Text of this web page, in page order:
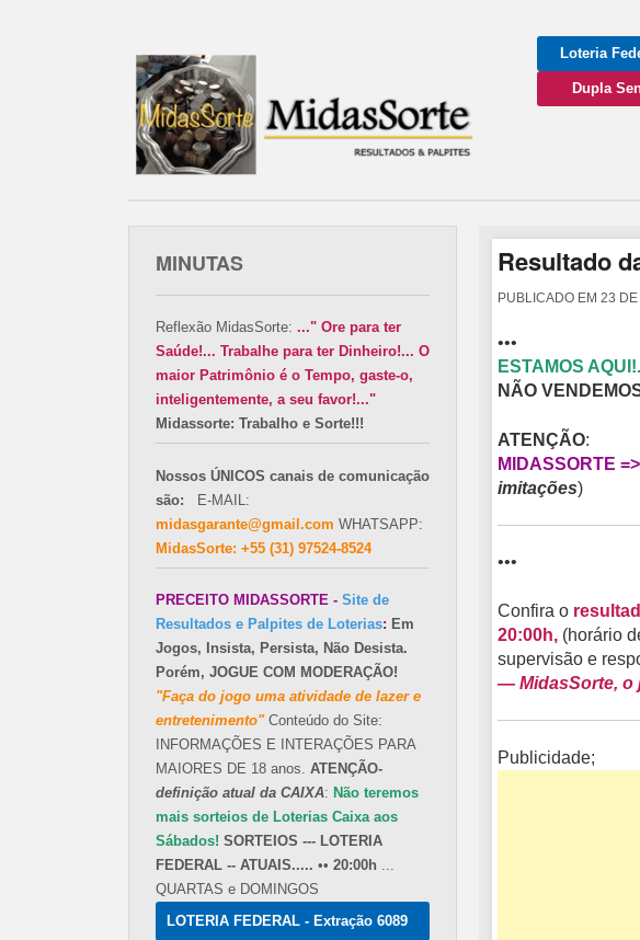
Loteria
Dupla
Resultado
PUBLICADO EM 23 DE
•••
ESTAMOS
NÃO
ATENÇÃO:
MIDASSORTE
imitações)
•••
Confira o
20:00h,(horário
supervisão e
— MidasSorte, o
Publicidade;
MINUTAS
Reflexão MidasSorte: ..." Ore para ter
Saúde!... Trabalhe para ter Dinheiro!... O
maior Patrimônio é o Tempo, gaste-o,
inteligentemente, a seu favor!..."
Midassorte: Trabalho e Sorte!!!
Nossos ÚNICOS canais de comunicação
são: E-MAIL:
midasgarante@gmail.com WHATSAPP:
MidasSorte: +55 (31) 97524-8524
PRECEITO MIDASSORTE - Site de
Resultados e Palpites de Loterias: Em
Jogos, Insista, Persista, Não Desista.
Porém, JOGUE COM MODERAÇÃO!
"Faça do jogo uma atividade de lazer e
entretenimento"Conteúdo do Site:
INFORMAÇÕES E INTERAÇÕES PARA
MAIORES DE 18 anos. ATENÇÃO-
definição atual da CAIXA: Não teremos
mais sorteios de Loterias Caixa aos
Sábados! SORTEIOS --- LOTERIA
FEDERAL -- ATUAIS..... •• 20:00h ...
QUARTAS e DOMINGOS
LOTERIA FEDERAL - Extração 6089